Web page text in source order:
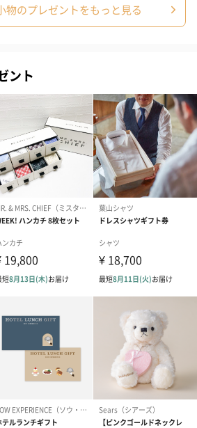
ック
ック
ク
物のプレゼントをもっと見る
ント